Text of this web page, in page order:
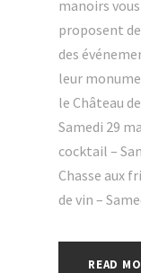
manoirs
proposent
des
leur
le Château
Samedi 29
cocktail –
Chasse aux
de vin –
READ